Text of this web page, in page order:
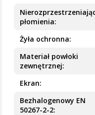
płomienia
Żyła ochronna
Materiał powłoki
zewnętrznej
Ekran
Bezhalogenowy EN
50267-2-2